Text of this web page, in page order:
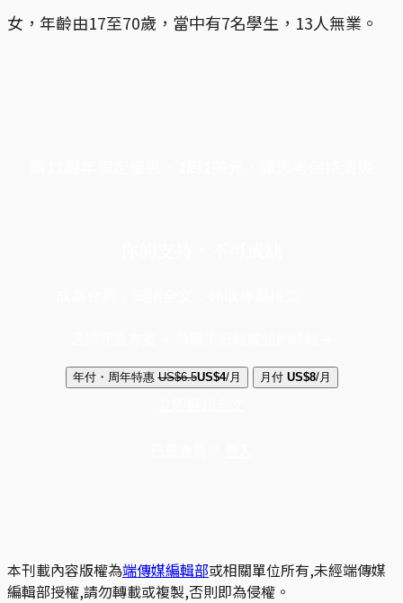
女，年齡由17至70歲，當中有7名學生，13人無業。
年付・周年特惠 US$6.5US$4/月 月付 US$8/月
本刊載內容版權為端傳媒編輯部或相關單位所有,未經端傳媒
編輯部授權,請勿轉載或複製,否則即為侵權。